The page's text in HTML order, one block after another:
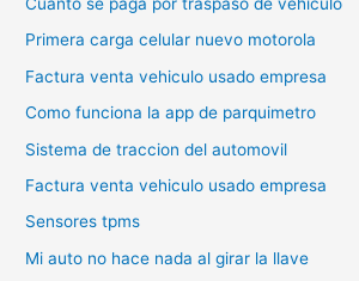
Primera carga celular nuevo motorola
Factura venta vehiculo usado empresa
Como funciona la app de parquimetro
Sistema de traccion del automovil
Factura venta vehiculo usado empresa
Sensores tpms
Mi auto no hace nada al girar la llave